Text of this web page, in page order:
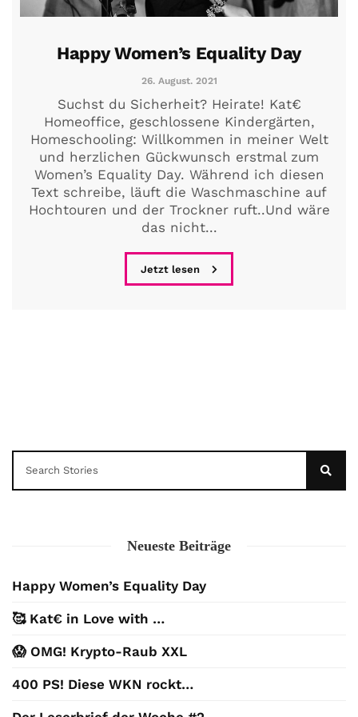
Happy Women’s Equality Day
26. August. 2021
Suchst du Sicherheit? Heirate! Kat€
Homeoffice, geschlossene Kindergärten,
Homeschooling: Willkommen in meiner Welt
und herzlichen Gückwunsch erstmal zum
Women’s Equality Day. Während ich diesen
Text schreibe, läuft die Waschmaschine auf
Hochtouren und der Trockner ruft..Und wäre
das nicht...
Jetzt lesen
Neueste Beiträge
Happy Women’s Equality Day
🥰 Kat€ in Love with …
😱 OMG! Krypto-Raub XXL
400 PS! Diese WKN rockt…